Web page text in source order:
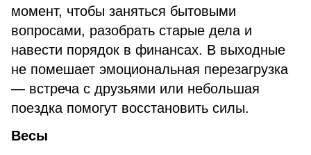
момент, чтобы заняться бытовыми
вопросами, разобрать старые дела и
навести порядок в финансах. В выходные
не помешает эмоциональная перезагрузка
— встреча с друзьями или небольшая
поездка помогут восстановить силы.
Весы